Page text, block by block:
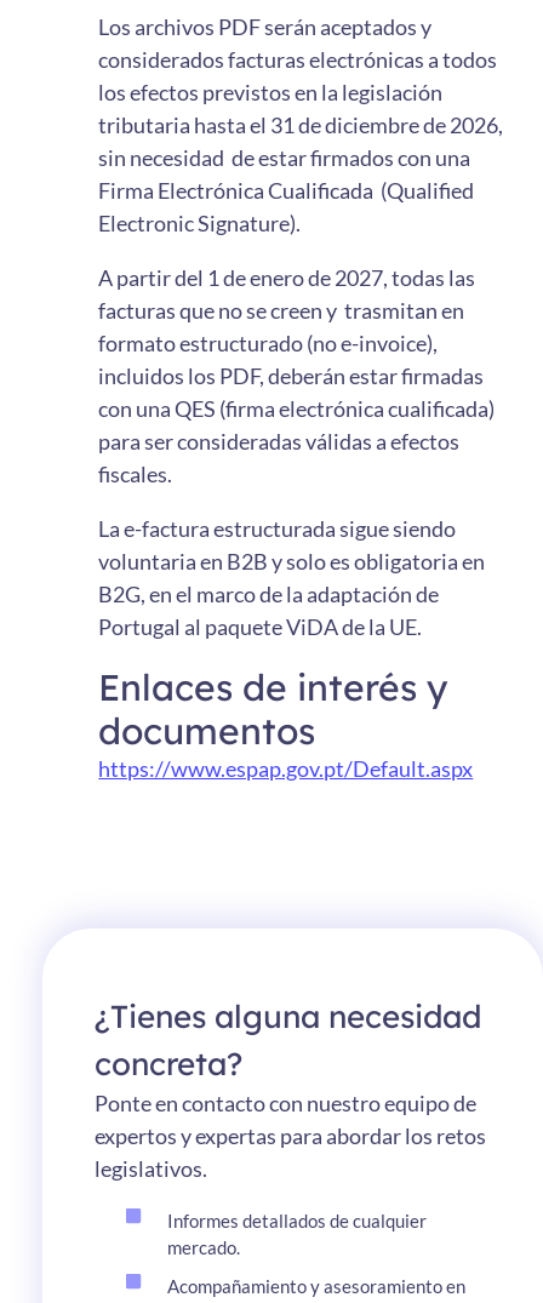
Los archivos PDF serán aceptados y
considerados facturas electrónicas a todos
los efectos previstos en la legislación
tributaria hasta el 31 de diciembre de 2026,
sin necesidad de estar firmados con una
Firma Electrónica Cualificada (Qualified
Electronic Signature).
A partir del 1 de enero de 2027, todas las
facturas que no se creen y trasmitan en
formato estructurado (no e-invoice),
incluidos los PDF, deberán estar firmadas
con una QES (firma electrónica cualificada)
para ser consideradas válidas a efectos
fiscales.
La e-factura estructurada sigue siendo
voluntaria en B2B y solo es obligatoria en
B2G, en el marco de la adaptación de
Portugal al paquete ViDA de la UE.
Enlaces de interés y
documentos
https://www.espap.gov.pt/Default.aspx
¿Tienes alguna necesidad
concreta?
Ponte en contacto con nuestro equipo de
expertos y expertas para abordar los retos
legislativos.
Informes detallados de cualquier
mercado.
Acompañamiento y asesoramiento en